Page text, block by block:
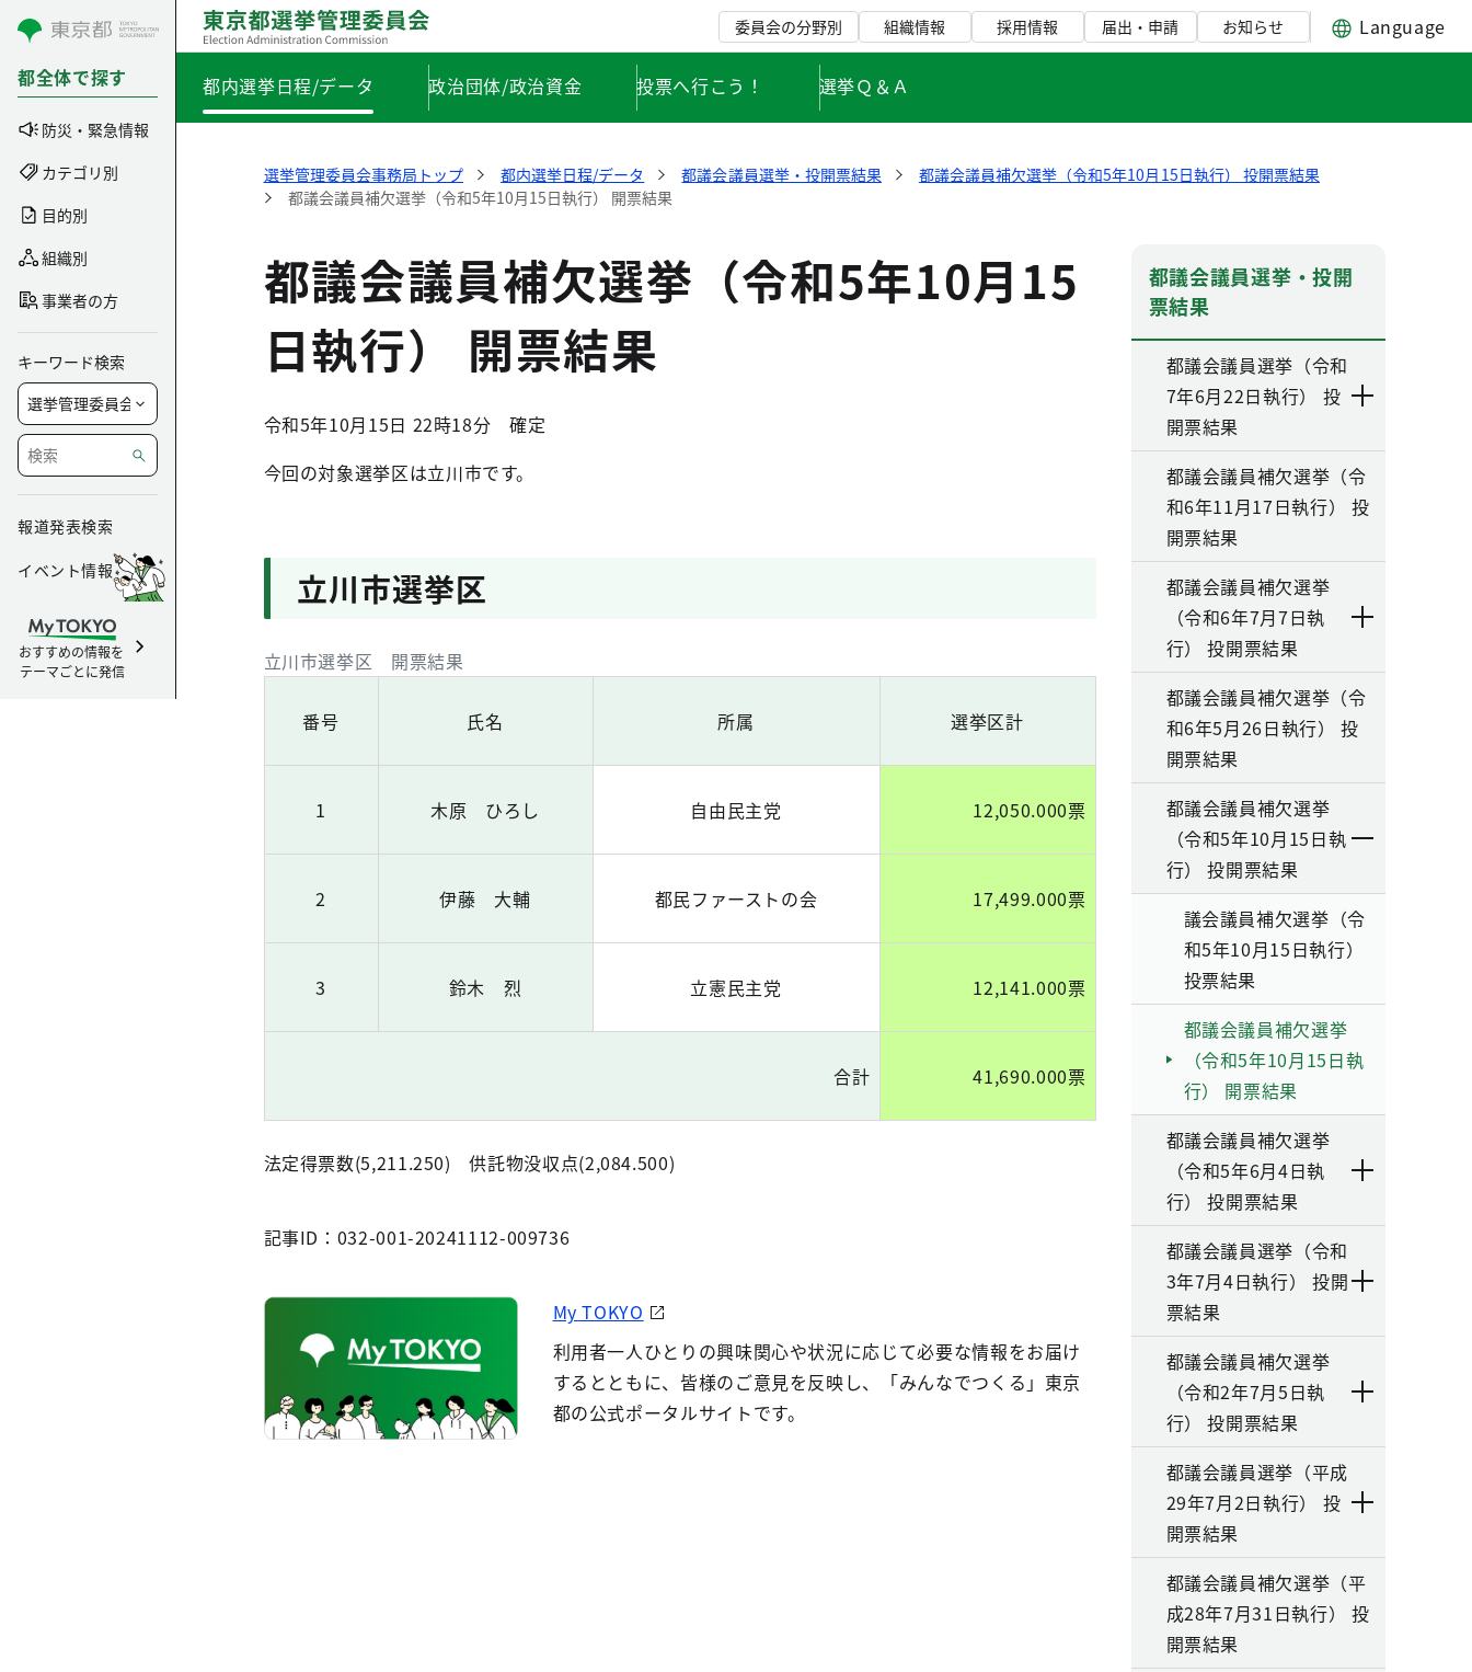
コンテンツにスキップ
都全体で探す
防災・緊急情報
カテゴリ別
目的別
組織別
事業者の方
キーワード検索
報道発表検索
イベント情報
おすすめの情報を
テーマごとに発信
委員会の分野別 組織情報 採用情報 届出・申請 お知らせ Language
都内選挙日程/データ 政治団体/政治資金 投票へ行こう！ 選挙Ｑ＆Ａ
選挙管理委員会事務局トップ 都内選挙日程/データ 都議会議員選挙・投開票結果
都議会議員補欠選挙（令和5年10月15日執行） 投開票結果
都議会議員補欠選挙（令和5年10月15日執行） 開票結果
都議会議員補欠選挙（令和5年10月15
日執行） 開票結果
令和5年10月15日 22時18分 確定
今回の対象選挙区は立川市です。
立川市選挙区
立川市選挙区 開票結果
番号 氏名 所属 選挙区計
1 木原 ひろし 自由民主党 12,050.000票
2 伊藤 大輔 都民ファーストの会 17,499.000票
3 鈴木 烈 立憲民主党 12,141.000票
合計 41,690.000票
法定得票数(5,211.250) 供託物没収点(2,084.500)
記事ID：032-001-20241112-009736
My TOKYO
利用者一人ひとりの興味関心や状況に応じて必要な情報をお届け
するとともに、皆様のご意見を反映し、「みんなでつくる」東京
都の公式ポータルサイトです。
都議会議員選挙・投開
票結果
都議会議員選挙（令和
7年6月22日執行） 投
開票結果
都議会議員補欠選挙（令
和6年11月17日執行） 投
開票結果
都議会議員補欠選挙
（令和6年7月7日執
行） 投開票結果
都議会議員補欠選挙（令
和6年5月26日執行） 投
開票結果
都議会議員補欠選挙
（令和5年10月15日執
行） 投開票結果
議会議員補欠選挙（令
和5年10月15日執行）
投票結果
都議会議員補欠選挙
（令和5年10月15日執
行） 開票結果
都議会議員補欠選挙
（令和5年6月4日執
行） 投開票結果
都議会議員選挙（令和
3年7月4日執行） 投開
票結果
都議会議員補欠選挙
（令和2年7月5日執
行） 投開票結果
都議会議員選挙（平成
29年7月2日執行） 投
開票結果
都議会議員補欠選挙（平
成28年7月31日執行） 投
開票結果